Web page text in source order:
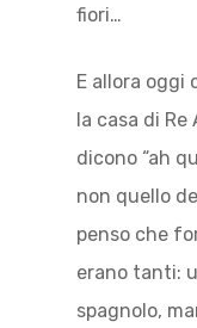
fiori…
E allora oggi
la casa di
dicono “ah
non quello
penso che
erano tanti:
spagnolo,